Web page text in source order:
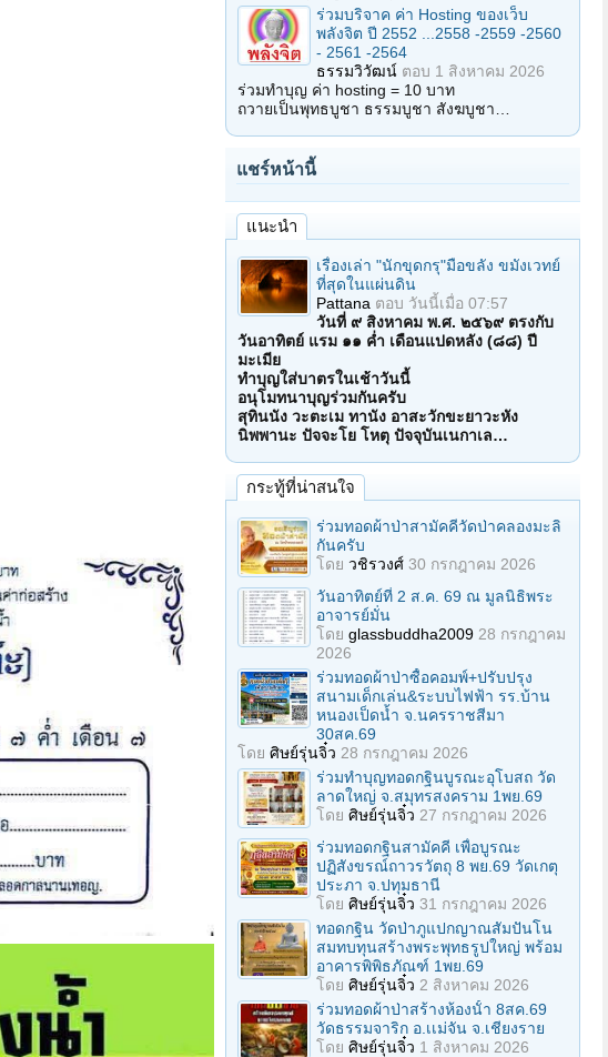
ร่วมบริจาค ค่า Hosting ของเว็บ
พลังจิต ปี 2552 ...2558 -2559 -2560
- 2561 -2564
ธรรมวิวัฒน์ ตอบ 1 สิงหาคม 2026
ร่วมทำบุญ ค่า hosting = 10 บาท
ถวายเป็นพุทธบูชา ธรรมบูชา สังฆบูชา…
แชร์หน้านี้
แนะนำ
เรื่องเล่า "นักขุดกรุ"มือขลัง ขมังเวทย์
ที่สุดในแผ่นดิน
Pattana ตอบ วันนี้เมื่อ 07:57
วันที่ ๙ สิงหาคม พ.ศ. ๒๕๖๙ ตรงกับ
วันอาทิตย์ แรม ๑๑ ค่ำ เดือนแปดหลัง (๘๘) ปี
มะเมีย
ทำบุญใส่บาตรในเช้าวันนี้
อนุโมทนาบุญร่วมกันครับ
สุทินนัง วะตะเม ทานัง อาสะวักขะยาวะหัง
นิพพานะ ปัจจะโย โหตุ ปัจจุบันเนกาเล…
กระทู้ที่น่าสนใจ
ร่วมทอดผ้าป่าสามัคคีวัดป่าคลองมะลิ
กันครับ
โดย วชิรวงศ์ 30 กรกฎาคม 2026
วันอาทิตย์ที่ 2 ส.ค. 69 ณ มูลนิธิพระ
อาจารย์มั่น
โดย glassbuddha2009 28 กรกฎาคม
2026
ร่วมทอดผ้าป่าซื้อคอมพ์+ปรับปรุง
สนามเด็กเล่น&ระบบไฟฟ้า รร.บ้าน
หนองเป็ดน้ำ จ.นครราชสีมา
30สค.69
โดย ศิษย์รุ่นจิ๋ว 28 กรกฎาคม 2026
ร่วมทําบุญทอดกฐินบูรณะอุโบสถ วัด
ลาดใหญ่ จ.สมุทรสงคราม 1พย.69
โดย ศิษย์รุ่นจิ๋ว 27 กรกฎาคม 2026
ร่วมทอดกฐินสามัคคี เพื่อบูรณะ
ปฏิสังขรณ์ถาวรวัตถุ 8 พย.69 วัดเกตุ
ประภา จ.ปทุมธานี
โดย ศิษย์รุ่นจิ๋ว 31 กรกฎาคม 2026
ทอดกฐิน วัดป่าภูแปกญาณสัมปันโน
สมทบทุนสร้างพระพุทธรูปใหญ่ พร้อม
อาคารพิพิธภัณฑ์ 1พย.69
โดย ศิษย์รุ่นจิ๋ว 2 สิงหาคม 2026
ร่วมทอดผ้าป่าสร้างห้องนั้า 8สค.69
วัดธรรมจาริก อ.เเม่จัน จ.เชียงราย
โดย ศิษย์รุ่นจิ๋ว 1 สิงหาคม 2026